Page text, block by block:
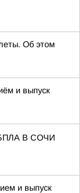
Об этом
и выпуск
В СОЧИ
и выпуск